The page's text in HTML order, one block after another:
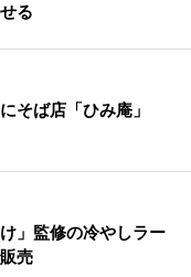
る
そば店「ひみ庵」
」監修の冷やしラー
売